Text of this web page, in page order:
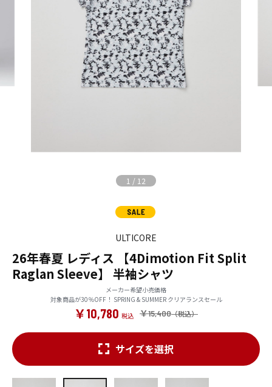
1 / 12
ULTICORE
26年春夏 レディス 【4Dimotion Fit Split
Raglan Sleeve】 半袖シャツ
メーカー希望小売価格
対象商品が30％OFF！ SPRING & SUMMER クリアランスセール
￥15,400
￥10,780
サイズを選択